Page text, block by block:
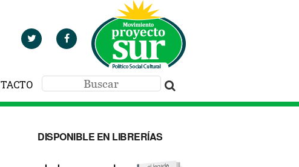
DISPONIBLE EN LIBRERÍAS